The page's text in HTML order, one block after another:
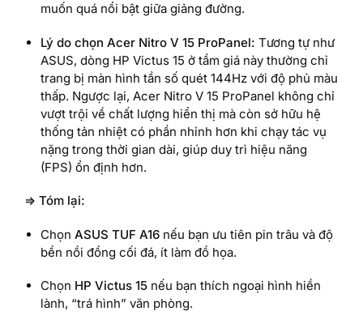
muốn quá nổi bật giữa giảng đường.
Lý do chọn Acer Nitro V 15 ProPanel: Tương tự như
ASUS, dòng HP Victus 15 ở tầm giá này thường chỉ
trang bị màn hình tần số quét 144Hz với độ phủ màu
thấp. Ngược lại, Acer Nitro V 15 ProPanel không chỉ
vượt trội về chất lượng hiển thị mà còn sở hữu hệ
thống tản nhiệt có phần nhỉnh hơn khi chạy tác vụ
nặng trong thời gian dài, giúp duy trì hiệu năng
(FPS) ổn định hơn.
=> Tóm lại:
Chọn ASUS TUF A16nếu bạn ưu tiên pin trâu và độ
bền nồi đồng cối đá, ít làm đồ họa.
Chọn HP Victus 15nếu bạn thích ngoại hình hiền
lành, “trá hình” văn phòng.